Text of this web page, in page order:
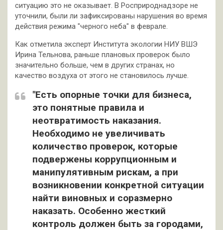
ситуацию это не оказывает. В Росприроднадзоре не
уточнили, были ли зафиксированы нарушения во время
действия режима "черного неба" в феврале.
Как отметила эксперт Института экологии НИУ ВШЭ
Ирина Тельнова, раньше плановых проверок было
значительно больше, чем в других странах, но
качество воздуха от этого не становилось лучше.
"Есть опорные точки для бизнеса,
это понятные правила и
неотвратимость наказания.
Необходимо не увеличивать
количество проверок, которые
подвержены коррупционным и
манипулятивным рискам, а при
возникновении конкретной ситуации
найти виновных и соразмерно
наказать. Особенно жесткий
контроль должен быть за городами,